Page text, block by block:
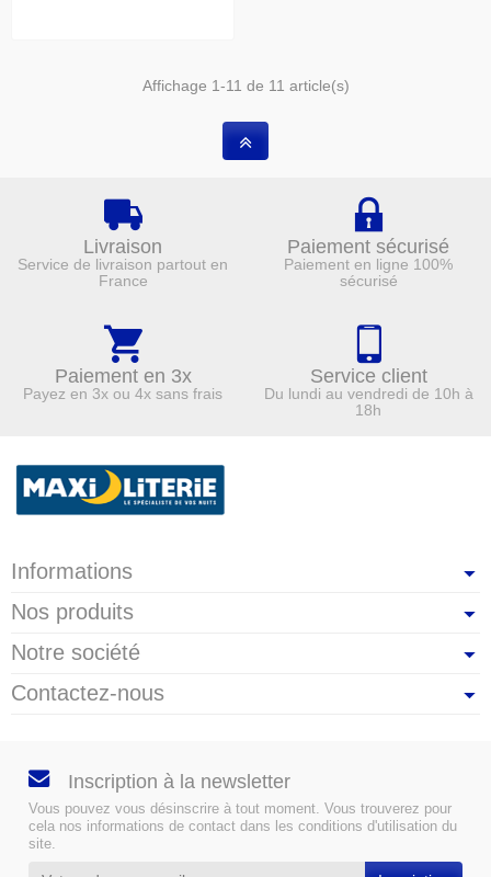
Affichage 1-11 de 11 article(s)
Livraison
Service de livraison partout en
France
Paiement sécurisé
Paiement en ligne 100%
sécurisé
Paiement en 3x
Payez en 3x ou 4x sans frais
Service client
Du lundi au vendredi de 10h à
18h
Informations
Nos produits
Notre société
Contactez-nous
Inscription à la newsletter
Vous pouvez vous désinscrire à tout moment. Vous trouverez pour
cela nos informations de contact dans les conditions d'utilisation du
site.